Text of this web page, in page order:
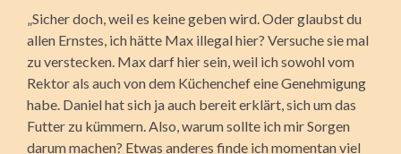
„Sicher doch, weil es keine geben wird. Oder glaubst du
allen Ernstes, ich hätte Max illegal hier? Versuche sie mal
zu verstecken. Max darf hier sein, weil ich sowohl vom
Rektor als auch von dem Küchenchef eine Genehmigung
habe. Daniel hat sich ja auch bereit erklärt, sich um das
Futter zu kümmern. Also, warum sollte ich mir Sorgen
darum machen? Etwas anderes finde ich momentan viel